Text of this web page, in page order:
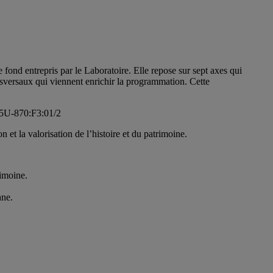
entrepris par le Laboratoire. Elle repose sur sept axes qui
qui viennent enrichir la programmation. Cette
et la valorisation de l’histoire et du patrimoine.